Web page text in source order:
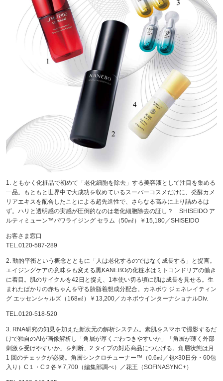
1. ともかく化粧品で初めて「老化細胞を除去」する美容液として注目を集める
一品。もともと世界中で大成功を収めているスーパーコスメだけに、発酵カメ
リアエキスを配合したことによる超先進性で、さらなる高みに上り詰めるは
ず。ハリと透明感の実感が圧倒的なのは老化細胞除去の証し？ SHISEIDO ア
ルティミューン™パワライジング セラム（50㎖）￥15,180／SHISEIDO
お客さま窓口
TEL.0120-587-289
2. 動的平衡という概念とともに「人は老化するのではなく成長する」と提言。
エイジングケアの意味をも変える黒KANEBOの化粧水はミトコンドリアの働き
に着目。肌のサイクルを42日と捉え、1本使い切る頃に肌は成長を見せる。生
まれたばかりの赤ちゃんを守る胎脂着想成分配合。カネボウ ジェネレイティン
グ エッセンシャルズ（168㎖）￥13,200／カネボウインターナショナルDiv.
TEL.0120-518-520
3. RNA研究の知見を加えた新次元の解析システム。素肌をスマホで撮影するだ
けで独自のAIが画像解析し「角層が厚くごわつきやすいか」「角層が薄く外部
刺激を受けやすいか」を判断、2 タイプの対応商品につなげる。角層状態は月
1 回のチェックが必要。角層シンクロチューナー™（0.6㎖／包×30日分・60包
入り）C１・C２各￥7,700（編集部調べ）／花王（SOFINASYNC+）